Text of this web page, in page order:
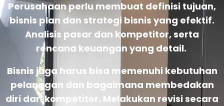
Perusahaan perlu membuat definisi tujuan,
bisnis plan dan strategi bisnis yang efektif.
Analisis pasar dan kompetitor, serta
rencana keuangan yang detail.
Bisnis juga harus bisa memenuhi kebutuhan
pelanggan dan bagaimana membedakan
diri dari kompetitor. Melakukan revisi secara